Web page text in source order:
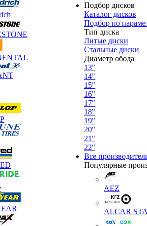
Подбор дисков
Каталог дисков
Подбор по
Тип диска
Литые диски
Стальные диски
Диаметр обода
13"
14"
15"
16"
17"
18"
19"
20"
21"
22"
Все
Популярные
AEZ
ALCAR